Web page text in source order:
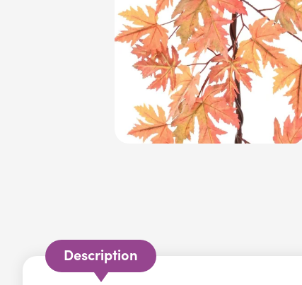
Description